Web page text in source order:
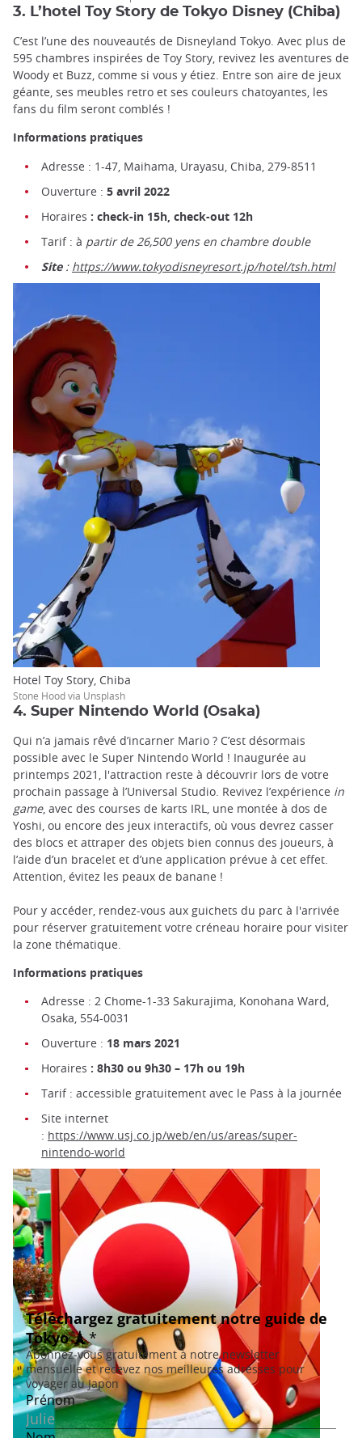
3. L’hotel Toy Story de Tokyo Disney (Chiba)
C’est l’une des nouveautés de Disneyland Tokyo. Avec plus de
595 chambres inspirées de Toy Story, revivez les aventures de
Woody et Buzz, comme si vous y étiez. Entre son aire de jeux
géante, ses meubles retro et ses couleurs chatoyantes, les
fans du film seront comblés !
Informations pratiques
Adresse : 1-47, Maihama, Urayasu, Chiba, 279-8511
Ouverture : 5 avril 2022
Horaires : check-in 15h, check-out 12h
Tarif : à partir de 26,500 yens en chambre double
Site : https://www.tokyodisneyresort.jp/hotel/tsh.html
Hotel Toy Story, Chiba
Stone Hood via Unsplash
4. Super Nintendo World (Osaka)
Qui n’a jamais rêvé d’incarner Mario ? C’est désormais
possible avec le Super Nintendo World ! Inaugurée au
printemps 2021, l'attraction reste à découvrir lors de votre
prochain passage à l’Universal Studio. Revivez l’expérience in
game, avec des courses de karts IRL, une montée à dos de
Yoshi, ou encore des jeux interactifs, où vous devrez casser
des blocs et attraper des objets bien connus des joueurs, à
l’aide d’un bracelet et d’une application prévue à cet effet.
Attention, évitez les peaux de banane !
Pour y accéder, rendez-vous aux guichets du parc à l'arrivée
pour réserver gratuitement votre créneau horaire pour visiter
la zone thématique.
Informations pratiques
Adresse : 2 Chome-1-33 Sakurajima, Konohana Ward,
Osaka, 554-0031
Ouverture : 18 mars 2021
Horaires : 8h30 ou 9h30 – 17h ou 19h
Tarif : accessible gratuitement avec le Pass à la journée
Site internet
: https://www.usj.co.jp/web/en/us/areas/super-
nintendo-world